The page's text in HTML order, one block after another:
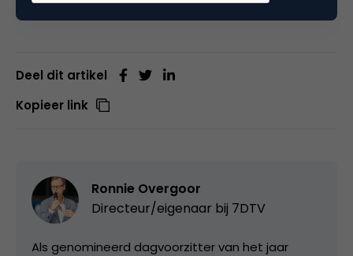
Deel dit artikel
Kopieer link
Ronnie Overgoor
Directeur/eigenaar bij 7DTV
Als genomineerd dagvoorzitter van het jaar